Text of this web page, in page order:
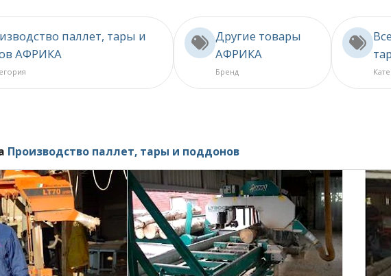
паллет, тары и
АФРИКА
Другие товары
АФРИКА
Бренд
Производство паллет, тары и поддонов